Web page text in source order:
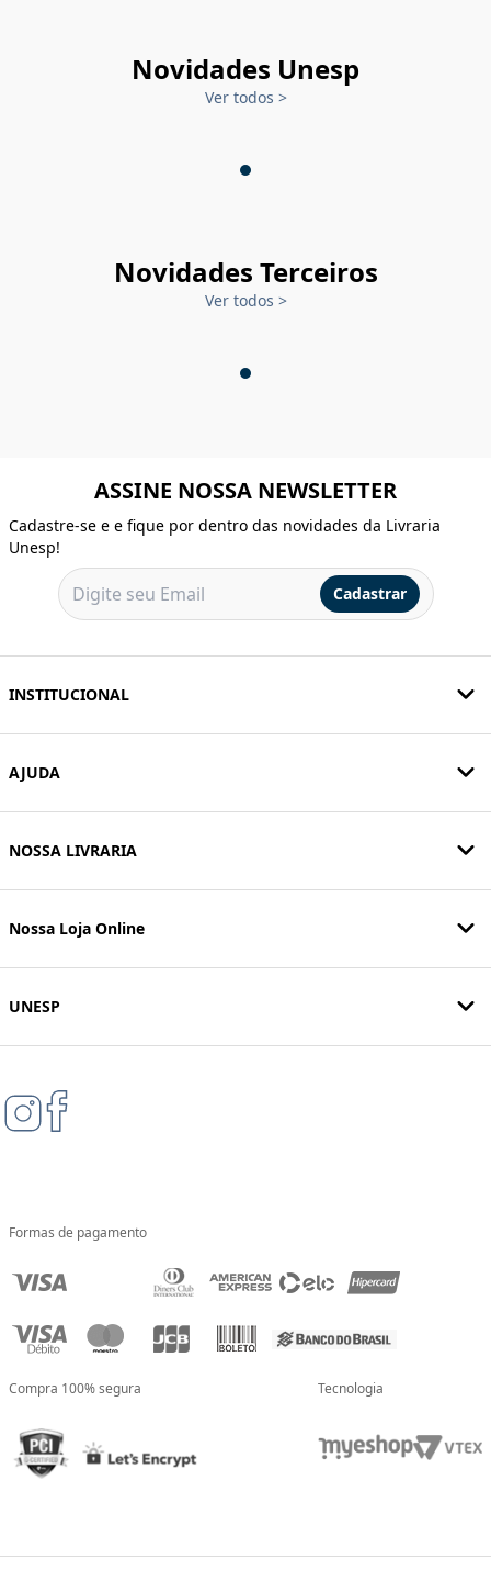
Novidades Unesp
Ver todos >
Novidades Terceiros
Ver todos >
ASSINE NOSSA NEWSLETTER
Cadastre-se e e fique por dentro das novidades da Livraria
Unesp!
Cadastrar
INSTITUCIONAL
AJUDA
NOSSA LIVRARIA
Nossa Loja Online
UNESP
Formas de pagamento
Compra 100% segura Tecnologia